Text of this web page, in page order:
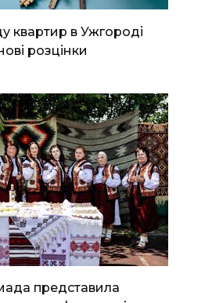
квартир в Ужгороді
розцінки
представила